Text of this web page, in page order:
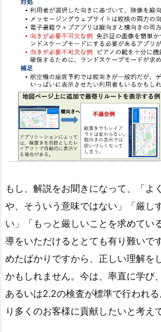
もし、解説をお聞きになって、「よ
や、そういう意味ではない」「厳し
い」「もっと厳しいことを求めてい
導をいただけるととても有り難いで
めたばかりですから、正しい理解を
かもしれません。今は、率直に学び
あるいは2.2の検査が標準で行われ
り多くのお客様に貢献したいと考え